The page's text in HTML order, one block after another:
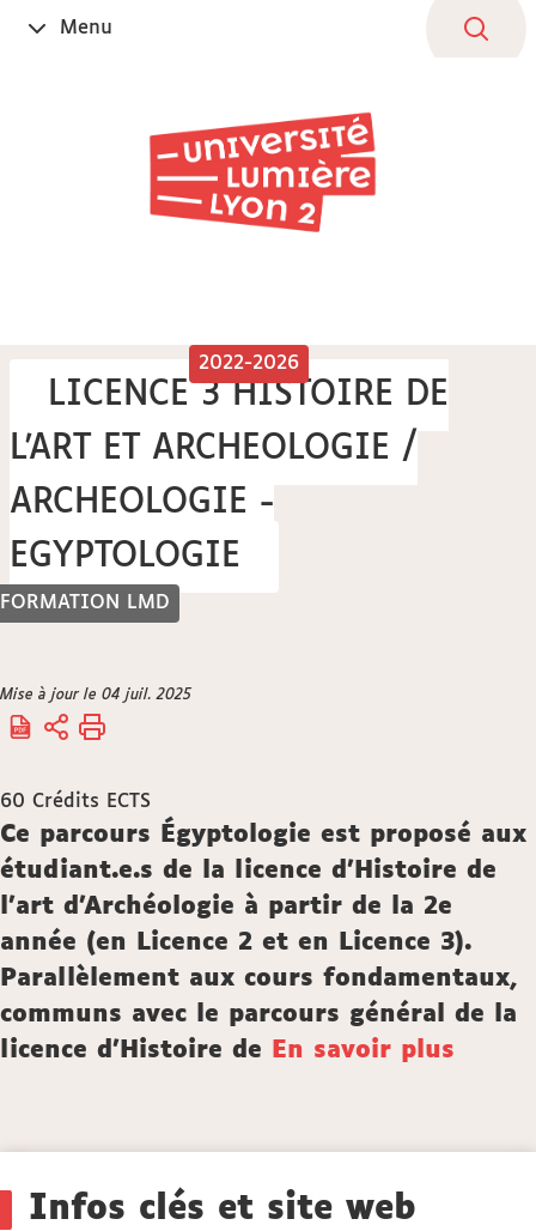
OuvrirMenu
FORMATION LMD
2022-2026
LICENCE 3 HISTOIRE DE
L'ART ET ARCHEOLOGIE /
ARCHEOLOGIE -
EGYPTOLOGIE
Vous
êtes
Accueil
Mise à jour le 04 juil. 2025
60 Crédits ECTS
Description
Ce parcours Égyptologie est proposé aux
étudiant.e.s de la licence d’Histoire de
l’art d’Archéologie à partir de la 2e
année (en Licence 2 et en Licence 3).
Parallèlement aux cours fondamentaux,
communs avec le parcours général de la
licence d’Histoire de
En savoir plus
Infos clés et site web